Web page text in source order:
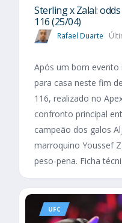
Sterling x Zalal:
116 (25/04)
Rafael Duarte
Após um bom evento
para casa neste fim
116, realizado no
confronto principal
campeão dos galos
marroquino Youssef
peso-pena. Ficha
UFC